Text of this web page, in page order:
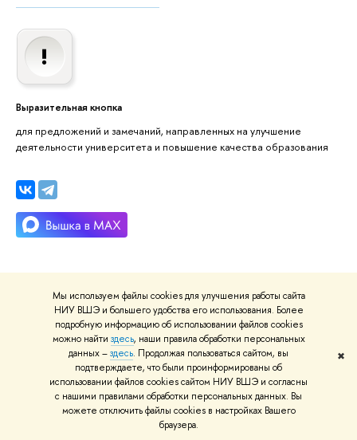
Мы используем файлы cookies для улучшения работы сайта
НИУ ВШЭ и большего удобства его использования. Более
подробную информацию об использовании файлов cookies
можно найти здесь, наши правила обработки персональных
данных –здесь. Продолжая пользоваться сайтом, вы
подтверждаете, что были проинформированы об
использовании файлов cookies сайтом НИУ ВШЭ и согласны
с нашими правилами обработки персональных данных. Вы
можете отключить файлы cookies в настройках Вашего
браузера.
✖
Выразительная кнопка
для предложений и замечаний, направленных на улучшение
деятельности университета и повышение качества образования
О ВЫШКЕ
Цифры и факты
Руководство и структура
Устойчивое развитие в НИУ ВШЭ